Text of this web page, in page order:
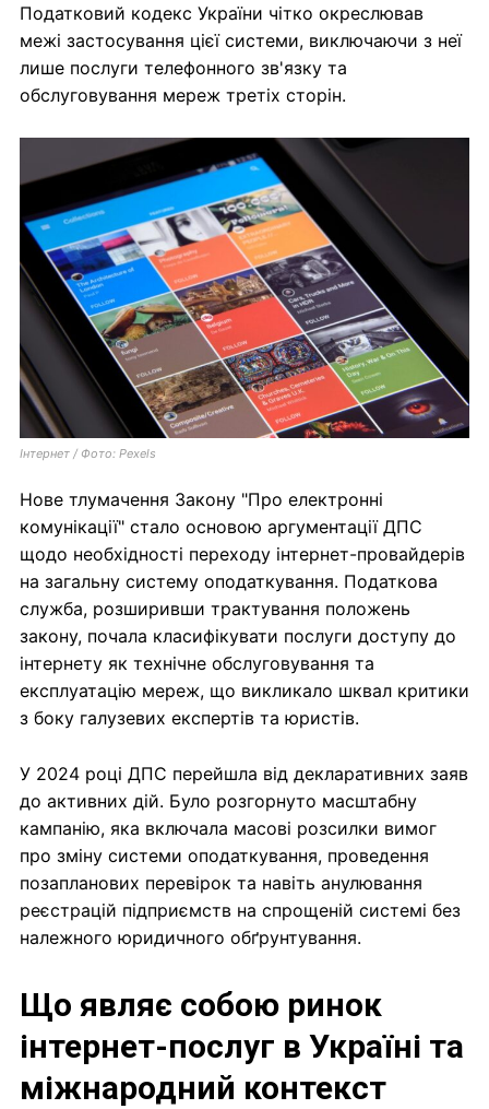
Податковий кодекс України чітко окреслював
межі застосування цієї системи, виключаючи з неї
лише послуги телефонного зв'язку та
обслуговування мереж третіх сторін.
Інтернет / Фото: Pexels
Нове тлумачення Закону "Про електронні
комунікації" стало основою аргументації ДПС
щодо необхідності переходу інтернет-провайдерів
на загальну систему оподаткування. Податкова
служба, розширивши трактування положень
закону, почала класифікувати послуги доступу до
інтернету як технічне обслуговування та
експлуатацію мереж, що викликало шквал критики
з боку галузевих експертів та юристів.
У 2024 році ДПС перейшла від декларативних заяв
до активних дій. Було розгорнуто масштабну
кампанію, яка включала масові розсилки вимог
про зміну системи оподаткування, проведення
позапланових перевірок та навіть анулювання
реєстрацій підприємств на спрощеній системі без
належного юридичного обґрунтування.
Що являє собою ринок
інтернет-послуг в Україні та
міжнародний контекст